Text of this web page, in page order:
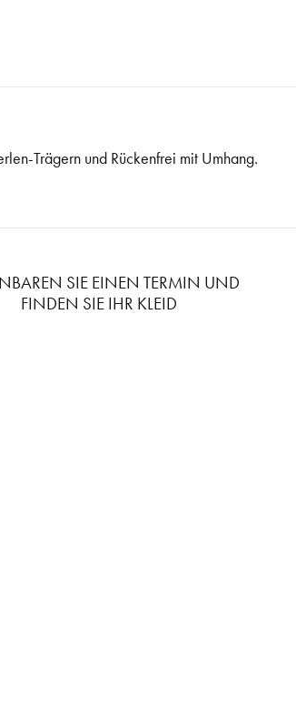
Trägern und Rückenfrei mit Umhang.
SIE EINEN TERMIN UND
FINDEN SIE IHR KLEID